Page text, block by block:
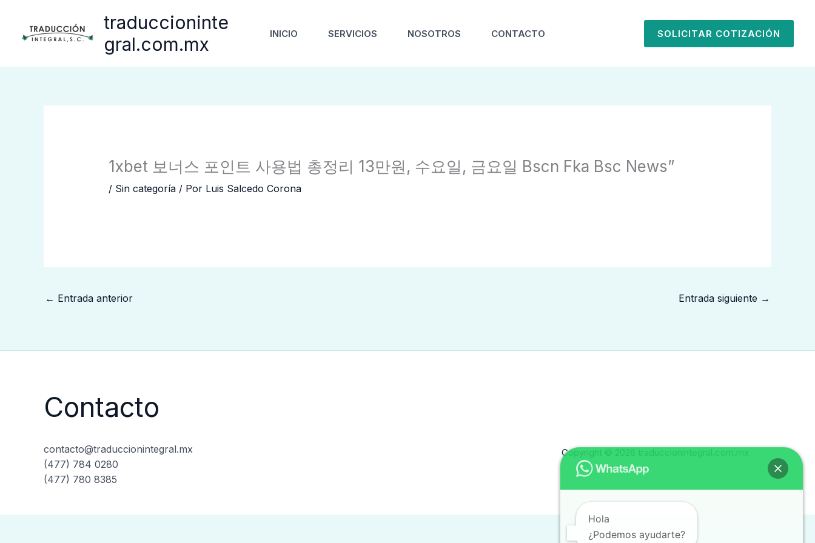
contenido
traduccioninte
gral.com.mx
INICIO SERVICIOS NOSOTROS CONTACTO SOLICITAR COTIZACIÓN
1xbet 보너스 포인트 사용법 총정리 13만원, 수요일, 금요일 Bscn Fka Bsc News”
/ Sin categoría/ Por Luis Salcedo Corona
← Entrada anterior Entrada siguiente →
Contacto
contacto@traduccionintegral.mx
(477) 784 0280
(477) 780 8385
Copyright © 2026 traduccionintegral.com.mx
Hola
¿Podemos ayudarte?